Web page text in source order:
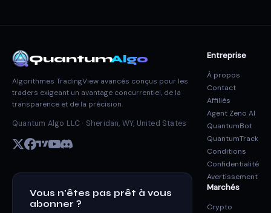
QuantumAlgo
Algorithmes TradingView avancés conçus pour les
traders exigeant un avantage concurrentiel, de la
transparence et de la précision.
Quantum Algo LLC · Sheridan, WY, United States
Vous n'êtes pas prêt à vous
abonner ?
Entreprise
À propos
Contact
Affiliés
Agent Zeno AI
QuantumBot
QuantumTrack
Conditions
Confidentialité
Avertissement
Marchés
Crypto